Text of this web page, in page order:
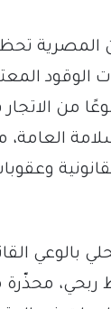
المصرية
الوقود
من
بالوعي
محذّرة